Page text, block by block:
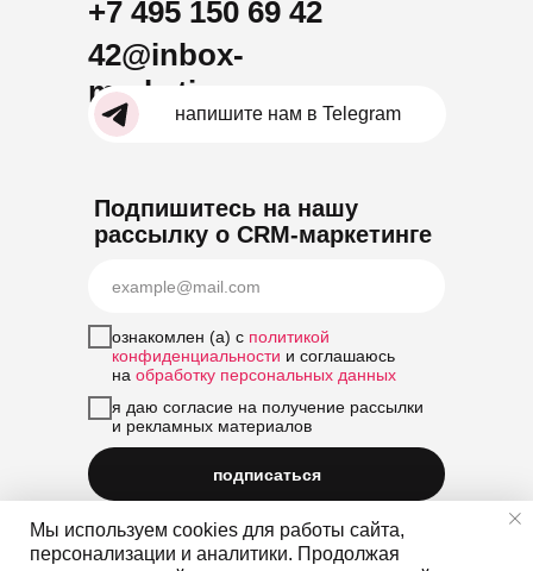
Мы используем cookies для работы сайта,
персонализации и аналитики. Продолжая
Подпишитесь на нашу
рассылку о CRM-маркетинге
ознакомлен (а) с политикой
конфиденциальности и соглашаюсь
на обработку персональных данных
я даю согласие на получение рассылки
и рекламных материалов
подписаться
+7 495 150 69 42
42@inbox-
marketing.ru
напишите нам в Telegram
© 2026 ООО «Инбокс Маркетинг» — Агентство CRM-маркетинга.